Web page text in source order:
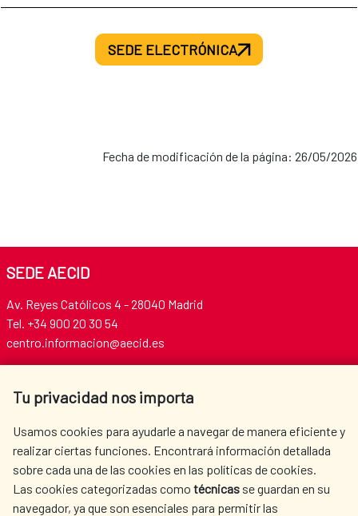
SEDE ELECTRÓNICA
Fecha de modificación de la página: 26/05/2026
Tu privacidad nos importa
Usamos cookies para ayudarle a navegar de manera eficiente y
realizar ciertas funciones. Encontrará información detallada
sobre cada una de las cookies en las políticas de cookies.
Las cookies categorizadas como técnicas se guardan en su
navegador, ya que son esenciales para permitir las
SEDE AECID
Av. Reyes Católicos 4 - 28040 Madrid
Tel. +34 900 20 30 54​​​​​​​
centro.informacion@aecid.es
AECID
WHERE DO WE COOPERATE?
SPANISH HUMANITARIAN
ACTION
PRESS ROOM
CULTURE AND SCIENCE LIBRARY